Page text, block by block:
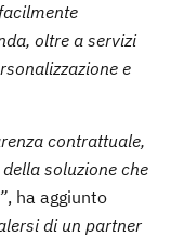
oltre a servizi
e
contrattuale,
soluzione che
, ha aggiunto
di un partner